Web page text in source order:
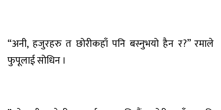
“अनी, हजुरहरु त छोरीकहाँ पनि बस्नुभयो हैन र?” रमाले
फुपूलाईसोधिन ।